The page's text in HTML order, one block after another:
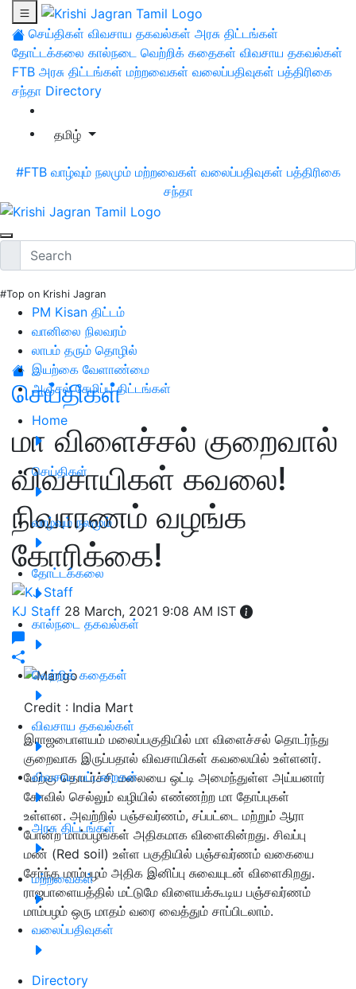
செய்திகள் விவசாய தகவல்கள் அரசு திட்டங்கள்
தோட்டக்கலை கால்நடை வெற்றிக் கதைகள் விவசாய தகவல்கள்
FTB அரசு திட்டங்கள் மற்றவைகள் வலைப்பதிவுகள் பத்திரிகை
சந்தா Directory
தமிழ்
#FTB வாழ்வும் நலமும் மற்றவைகள் வலைப்பதிவுகள் பத்திரிகை
சந்தா
#Top on Krishi Jagran
PM Kisan திட்டம்
வானிலை நிலவரம்
லாபம் தரும் தொழில்
இயற்கை வேளாண்மை
அஞ்சல் சேமிப்பு திட்டங்கள்
Home
செய்திகள்
வாழ்வும் நலமும்
தோட்டக்கலை
கால்நடை தகவல்கள்
வெற்றிக் கதைகள்
விவசாய தகவல்கள்
விவசாய பட்டறைகள்
அரசு திட்டங்கள்
மற்றவைகள்
வலைப்பதிவுகள்
Directory
செய்திகள்
மா விளைச்சல் குறைவால்
விவசாயிகள் கவலை!
நிவாரணம் வழங்க
கோரிக்கை!
KJ Staff 28 March, 2021 9:08 AM IST
Credit : India Mart
இராஜபாைளயம் மலைப்பகுதியில் மா விளைச்சல் தொடர்ந்து
குறைவாக இருப்பதால் விவசாயிகள் கவலையில் உள்ளனர்.
மேற்கு தொடர்ச்சி மலையை ஒட்டி அமைந்துள்ள அய்யனார்
கோவில் செல்லும் வழியில் எண்ணற்ற மா தோப்புகள்
உள்ளன. அவற்றில் பஞ்சவர்ணம், சப்பட்டை மற்றும் ஆரா
போன்ற மாம்பழங்கள் அதிகமாக விளைகின்றது. சிவப்பு
மண் (Red soil) உள்ள பகுதியில் பஞ்சவர்ணம் வகையை
சேர்ந்த மாம்பழம் அதிக இனிப்பு சுவையுடன் விளைகிறது.
ராஜபாளையத்தில் மட்டுமே விளையக்கூடிய பஞ்சவர்ணம்
மாம்பழம் ஒரு மாதம் வரை வைத்தும் சாப்பிடலாம்.